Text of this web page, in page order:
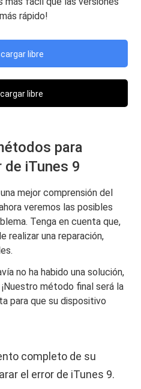
rápido!
libre
libre
para
iTunes 9
mejor comprensión del
veremos las posibles
Tenga en cuenta que,
realizar una reparación,
no ha habido una solución,
método final será la
para que su dispositivo
completo de su
el error de iTunes 9.